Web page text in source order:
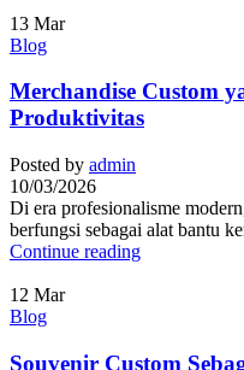
13 Mar
Blog
Merchandise Custom
Produktivitas
Posted by admin
10/03/2026
Di era profesionalisme
berfungsi sebagai alat bantu
Continue reading
12 Mar
Blog
Souvenir Custom